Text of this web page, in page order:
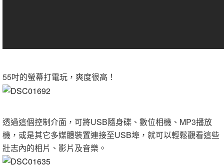
55吋的螢幕打電玩，爽度很高！
透過這個控制介面，可將USB隨身碟、數位相機、MP3播放
機，或是其它多媒體裝置連接至USB埠，就可以輕鬆觀看這些
壯志內的相片、影片及音樂。